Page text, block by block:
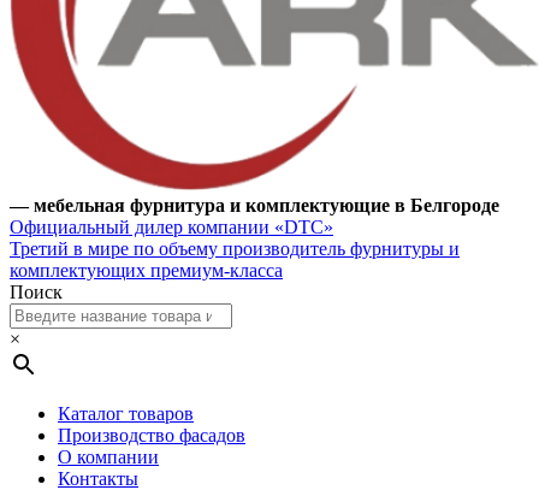
— мебельная фурнитура и комплектующие в Белгороде
Официальный дилер компании «DTC»
Третий в мире по объему производитель фурнитуры и
комплектующих премиум-класса
Поиск
×
Каталог товаров
Производство фасадов
О компании
Контакты